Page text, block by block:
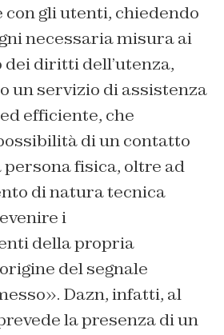
gli utenti, chiedendo
necessaria misura ai
diritti dell’utenza,
un servizio di assistenza
efficiente, che
di un contatto
fisica, oltre ad
di natura tecnica
i
della propria
del segnale
Dazn, infatti, al
la presenza di un